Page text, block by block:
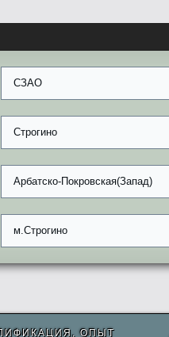
СЗАО
Строгино
Арбатско-Покровская(Запад)
м.Строгино
ОПЫТ